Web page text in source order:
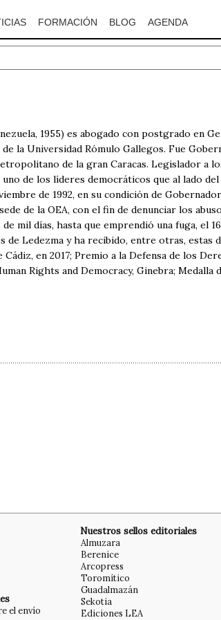
FORMACIÓN BLOG AGENDA
1955) es abogado con postgrado en
la Universidad Rómulo Gallegos. Fue
de la gran Caracas. Legislador a
uno de los líderes democráticos que al lado
de 1992, en su condición de
de la OEA, con el fin de denunciar los
mil días, hasta que emprendió una fuga, el
de Ledezma y ha recibido, entre otras,
en 2017; Premio a la Defensa de los
Rights and Democracy, Ginebra; Medalla
el envío
Nuestros sellos editoriales
Almuzara
Berenice
Arcopress
Toromítico
Guadalmazán
Sekotia
Ediciones LEA